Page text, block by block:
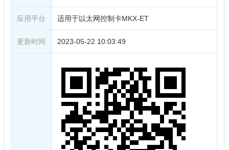
应用平台 适用于以太网控制卡MKX-ET
更新时间 2023-05-22 10:03:49